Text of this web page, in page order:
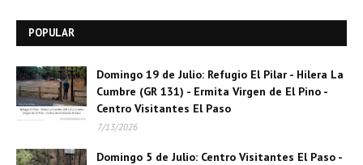
POPULAR
Domingo 19 de Julio: Refugio El Pilar - Hilera La
Cumbre (GR 131) - Ermita Virgen de El Pino -
Centro Visitantes El Paso
7/13/2026
Domingo 5 de Julio: Centro Visitantes El Paso -